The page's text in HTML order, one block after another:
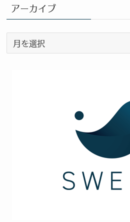
カ
テ
ゴ
リ
ー
アーカイブ
ー